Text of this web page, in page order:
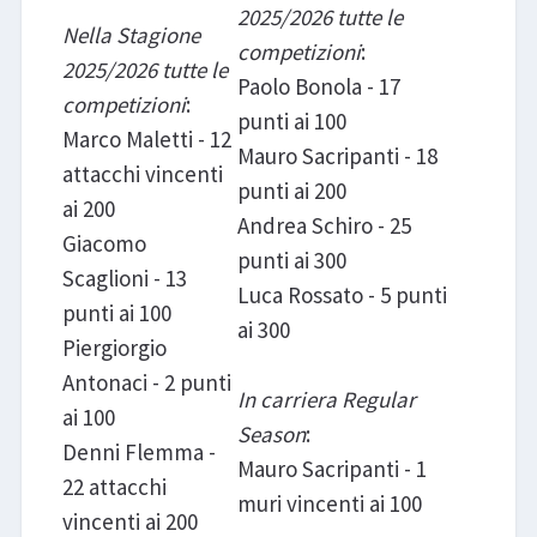
Nella Stagione
2025/2026 tutte le
competizioni:
Marco Maletti - 12
attacchi vincenti
ai 200
Giacomo
Scaglioni - 13
punti ai 100
Piergiorgio
Antonaci - 2 punti
ai 100
Denni Flemma -
22 attacchi
vincenti ai 200
2025/2026 tutte le
competizioni:
Paolo Bonola - 17
punti ai 100
Mauro Sacripanti - 18
punti ai 200
Andrea Schiro - 25
punti ai 300
Luca Rossato - 5 punti
ai 300
In carriera Regular
Season:
Mauro Sacripanti - 1
muri vincenti ai 100